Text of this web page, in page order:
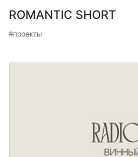
ROMANTIC SHORT
#проекты